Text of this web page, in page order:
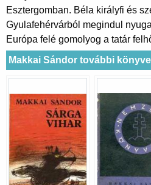
Esztergomban. Béla királyfi és
Gyulafehérvárból megindul
Európa felé gomolyog a tatár
Makkai Sándor további